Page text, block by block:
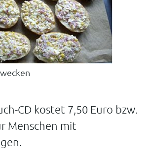
CD kostet 7,50 Euro bzw.
Menschen mit